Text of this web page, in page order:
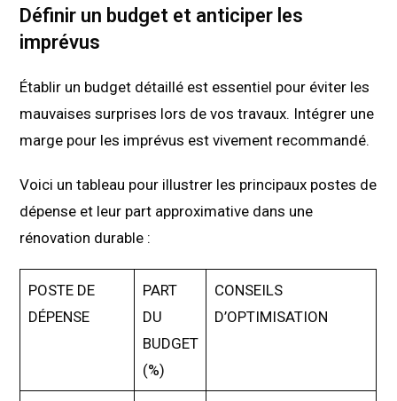
Définir un budget et anticiper les
imprévus
Établir un budget détaillé est essentiel pour éviter les
mauvaises surprises lors de vos travaux. Intégrer une
marge pour les imprévus est vivement recommandé.
Voici un tableau pour illustrer les principaux postes de
dépense et leur part approximative dans une
rénovation durable :
POSTE DE
DÉPENSE
PART
DU
BUDGET
(%)
CONSEILS
D’OPTIMISATION